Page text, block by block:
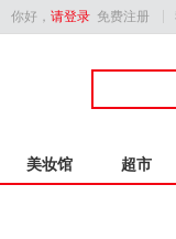
你好， 请登录 免费注册
美妆馆 超市